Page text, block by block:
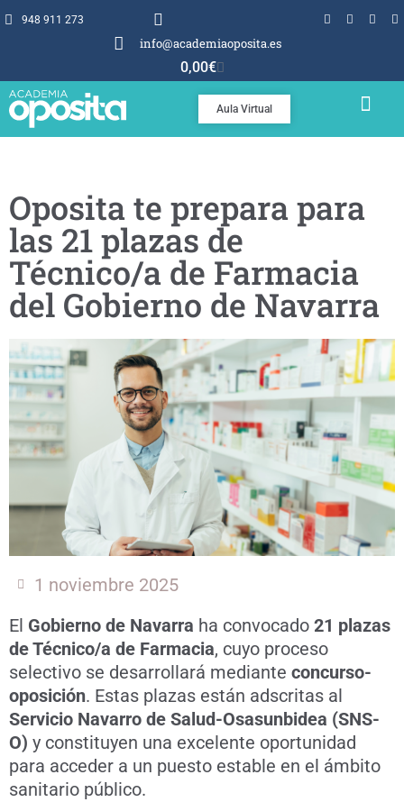
948 911 273
info@academiaoposita.es
0,00€
Aula Virtual
Oposita te prepara para
las 21 plazas de
Técnico/a de Farmacia
del Gobierno de Navarra
1 noviembre 2025
El Gobierno de Navarra ha convocado 21 plazas
de Técnico/a de Farmacia, cuyo proceso
selectivo se desarrollará mediante concurso-
oposición. Estas plazas están adscritas al
Servicio Navarro de Salud-Osasunbidea (SNS-
O) y constituyen una excelente oportunidad
para acceder a un puesto estable en el ámbito
sanitario público.